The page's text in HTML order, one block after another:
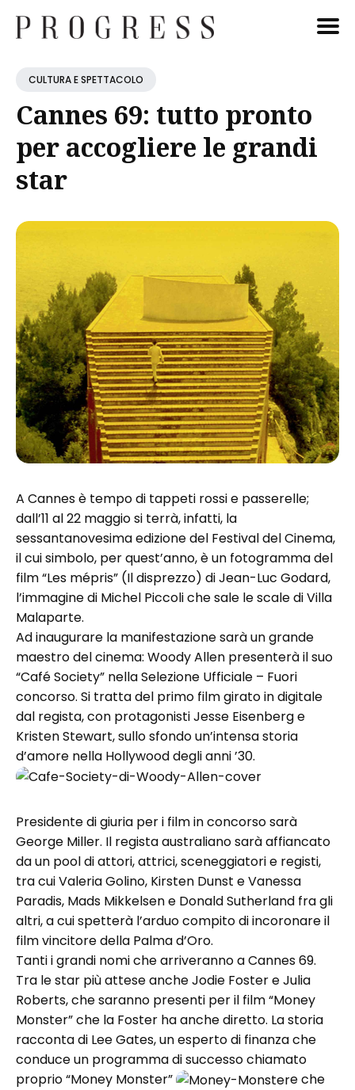
Cerca
CULTURA E SPETTACOLO
Cannes 69: tutto pronto
per accogliere le grandi
star
A Cannes è tempo di tappeti rossi e passerelle;
dall’11 al 22 maggio si terrà, infatti, la
sessantanovesima edizione del Festival del Cinema,
il cui simbolo, per quest’anno, è un fotogramma del
film “Les mépris” (Il disprezzo) di Jean-Luc Godard,
l’immagine di Michel Piccoli che sale le scale di Villa
Malaparte.
Ad inaugurare la manifestazione sarà un grande
maestro del cinema: Woody Allen presenterà il suo
“Café Society” nella Selezione Ufficiale – Fuori
concorso. Si tratta del primo film girato in digitale
dal regista, con protagonisti Jesse Eisenberg e
Kristen Stewart, sullo sfondo un’intensa storia
d’amore nella Hollywood degli anni ’30.
Presidente di giuria per i film in concorso sarà
George Miller. Il regista australiano sarà affiancato
da un pool di attori, attrici, sceneggiatori e registi,
tra cui Valeria Golino, Kirsten Dunst e Vanessa
Paradis, Mads Mikkelsen e Donald Sutherland fra gli
altri, a cui spetterà l’arduo compito di incoronare il
film vincitore della Palma d’Oro.
Tanti i grandi nomi che arriveranno a Cannes 69.
Tra le star più attese anche Jodie Foster e Julia
Roberts, che saranno presenti per il film “Money
Monster” che la Foster ha anche diretto. La storia
racconta di Lee Gates, un esperto di finanza che
conduce un programma di successo chiamato
proprio “Money Monster”
e che